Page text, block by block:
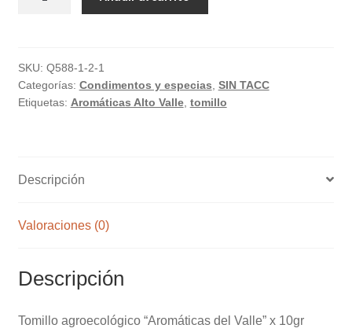
Valle"
x
10gr
SKU: Q588-1-2-1
Categorías: Condimentos y especias SIN TACC
Etiquetas: Aromáticas Alto Valle, tomillo
Descripción
Valoraciones (0)
Descripción
Tomillo agroecológico “Aromáticas del Valle” x 10gr